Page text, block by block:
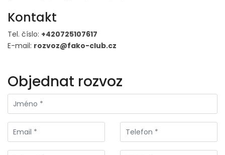
Kontakt
Tel. číslo: +420725107617
E-mail: rozvoz@fako-club.cz
Objednat rozvoz